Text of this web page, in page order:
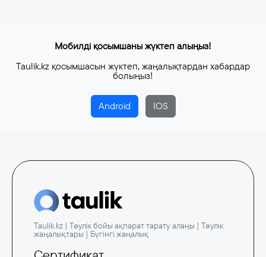
Мобилді қосымшаны жүктеп алыңыз!
Taulik.kz қосымшасын жүктеп, жаңалықтардан хабардар
болыңыз!
Android IOS
Taulik.kz | Тәулік бойы ақпарат тарату алаңы | Тәулік
жаңалықтары | Бүгінгі жаңалық